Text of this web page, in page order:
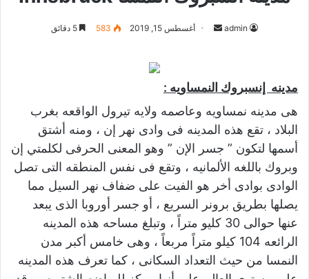
admin
أرسل أغسطس 15, 2019 583
مدينه إنسبروك النمساويه :
هى مدينه نمساويه وعاصمه ولايه تيرول الواقعه بغرب
البلاد ، تقع هذه المدينه فى وادى نهر إن ، ومنه أشتق
أسمها لتكون ” جسر الإن ” وهو المعنى الحرفى لكلمتي إن
وبروك باللغه الألمانيه ، وتقع فى نفس المنطقه التى تصل
الوادى بوادى أخر هو الفيت على ضفاف نهر السيل مما
يصلها بطريق برونر السريع ، أو جسر أوروبا الذى يبعد
عنها حوالى 30 كليو متراً ، وتبلغ مساحه هذه المدينه
الرائعه 104 كيلو متراً مربعاً ، وهى خامس أكبر مدن
النمسا من حيث التعداد السكانى ، كما تعرف هذه المدينه